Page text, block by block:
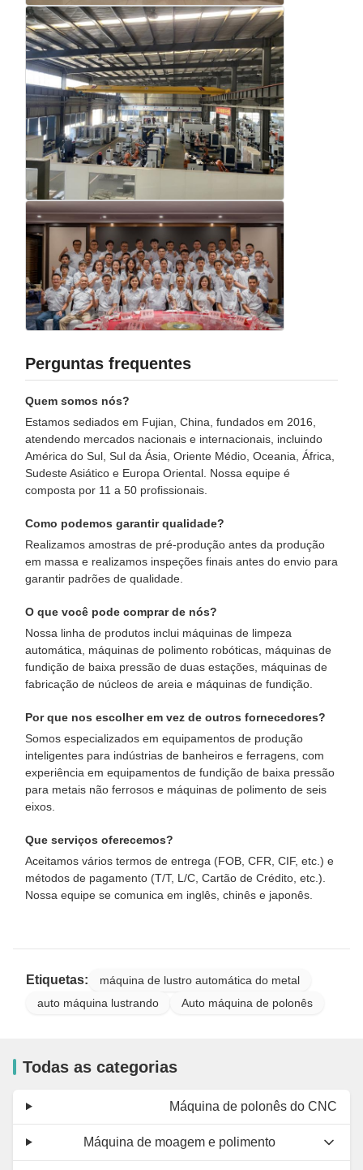
Perguntas frequentes
Quem somos nós?
Estamos sediados em Fujian, China, fundados em 2016,
atendendo mercados nacionais e internacionais, incluindo
América do Sul, Sul da Ásia, Oriente Médio, Oceania, África,
Sudeste Asiático e Europa Oriental. Nossa equipe é
composta por 11 a 50 profissionais.
Como podemos garantir qualidade?
Realizamos amostras de pré-produção antes da produção
em massa e realizamos inspeções finais antes do envio para
garantir padrões de qualidade.
O que você pode comprar de nós?
Nossa linha de produtos inclui máquinas de limpeza
automática, máquinas de polimento robóticas, máquinas de
fundição de baixa pressão de duas estações, máquinas de
fabricação de núcleos de areia e máquinas de fundição.
Por que nos escolher em vez de outros fornecedores?
Somos especializados em equipamentos de produção
inteligentes para indústrias de banheiros e ferragens, com
experiência em equipamentos de fundição de baixa pressão
para metais não ferrosos e máquinas de polimento de seis
eixos.
Que serviços oferecemos?
Aceitamos vários termos de entrega (FOB, CFR, CIF, etc.) e
métodos de pagamento (T/T, L/C, Cartão de Crédito, etc.).
Nossa equipe se comunica em inglês, chinês e japonês.
Etiquetas:
máquina de lustro automática do metal
auto máquina lustrando
Auto máquina de polonês
Todas as categorias
Máquina de polonês do CNC
Máquina de moagem e polimento